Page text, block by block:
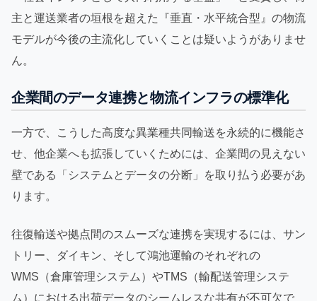
主と運送業者の垣根を超えた『垂直・水平統合型』の物流
モデルが今後の主流化していくことは疑いようがありませ
ん。
企業間のデータ連携と物流インフラの標準化
一方で、こうした高度な異業種共同輸送を永続的に機能さ
せ、他企業へも拡張していくためには、企業間の見えない
壁である「システムとデータの分断」を取り払う必要があ
ります。
往復輸送や拠点間のスムーズな連携を実現するには、サン
トリー、ダイキン、そして鴻池運輸のそれぞれの
WMS（倉庫管理システム）やTMS（輸配送管理システ
ム）における出荷データのシームレスな共有が不可欠で